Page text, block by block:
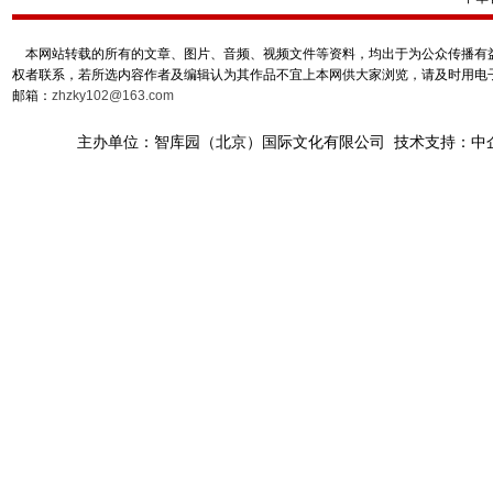
本网站转载的所有的文章、图片、音频、视频文件等资料，均出于为公众传播
权者联系，若所选内容作者及编辑认为其作品不宜上本网供大家浏览，请及时用
邮箱： zhzky102@163.com
主办单位：智库园（北京）国际文化有限公司 技术支持：